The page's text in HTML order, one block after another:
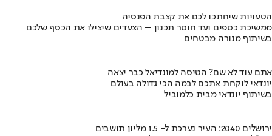
הטעויות שיחתכו לכם את קצבת הפנסיה
ממשיכת כספים ועד חוסר תכנון – הצעדים שיצילו את הכסף שלכם
בשיתוף מנורה מבטחים
אתם עוד לא שם? הטיסה למונדיאל כבר יצאה
יונדאי לוקחת אתכם לבמה הכי גדולה בעולם
בשיתוף יונדאי מבית כלמוביל
ירושלים 2040: העיר נערכת ל- 1.5 מליון תושבים